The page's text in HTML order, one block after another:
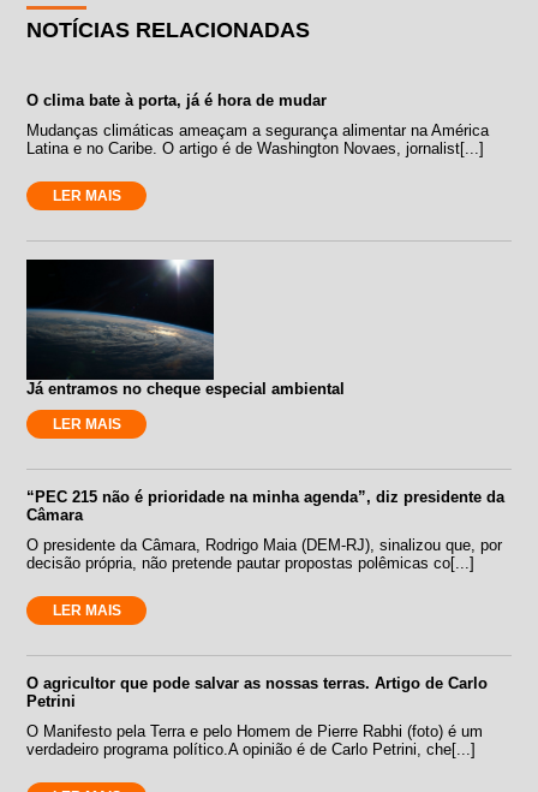
NOTÍCIAS RELACIONADAS
O clima bate à porta, já é hora de mudar
Mudanças climáticas ameaçam a segurança alimentar na América
Latina e no Caribe. O artigo é de Washington Novaes, jornalist[...]
LER MAIS
Já entramos no cheque especial ambiental
LER MAIS
“PEC 215 não é prioridade na minha agenda”, diz presidente da
Câmara
O presidente da Câmara, Rodrigo Maia (DEM-RJ), sinalizou que, por
decisão própria, não pretende pautar propostas polêmicas co[...]
LER MAIS
O agricultor que pode salvar as nossas terras. Artigo de Carlo
Petrini
O Manifesto pela Terra e pelo Homem de Pierre Rabhi (foto) é um
verdadeiro programa político.A opinião é de Carlo Petrini, che[...]